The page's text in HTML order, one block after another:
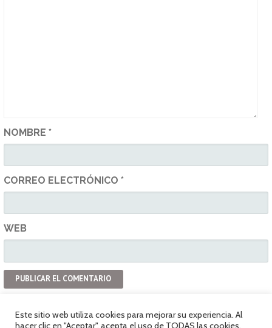
NOMBRE*
CORREO ELECTRÓNICO*
WEB
Este sitio web utiliza cookies para mejorar su experiencia. Al
hacer clic en "Aceptar", acepta el uso de TODAS las cookies.